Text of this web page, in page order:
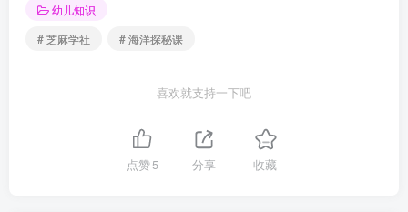
幼儿知识
# 芝麻学社
# 海洋探秘课
喜欢就支持一下吧
点赞5 分享 收藏